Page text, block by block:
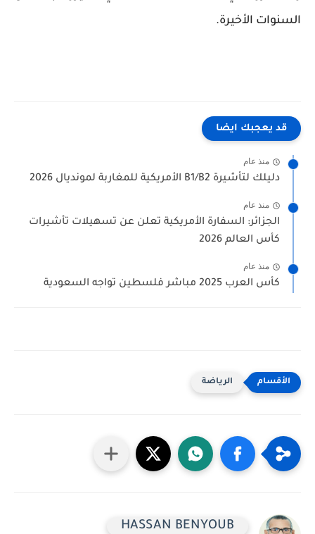
السنوات الأخيرة.
قد يعجبك ايضا
منذ عام
دليلك لتأشيرة B1/B2 الأمريكية للمغاربة لمونديال 2026
منذ عام
الجزائر: السفارة الأمريكية تعلن عن تسهيلات تأشيرات
كأس العالم 2026
منذ عام
كأس العرب 2025 مباشر فلسطين تواجه السعودية
الرياضة
HASSAN BENYOUB